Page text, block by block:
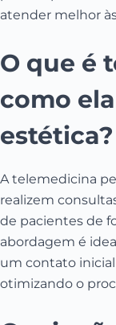
atender melhor
O que é
como
estética?
A telemedicina
realizem
de pacientes de
abordagem é
um contato
otimizando o